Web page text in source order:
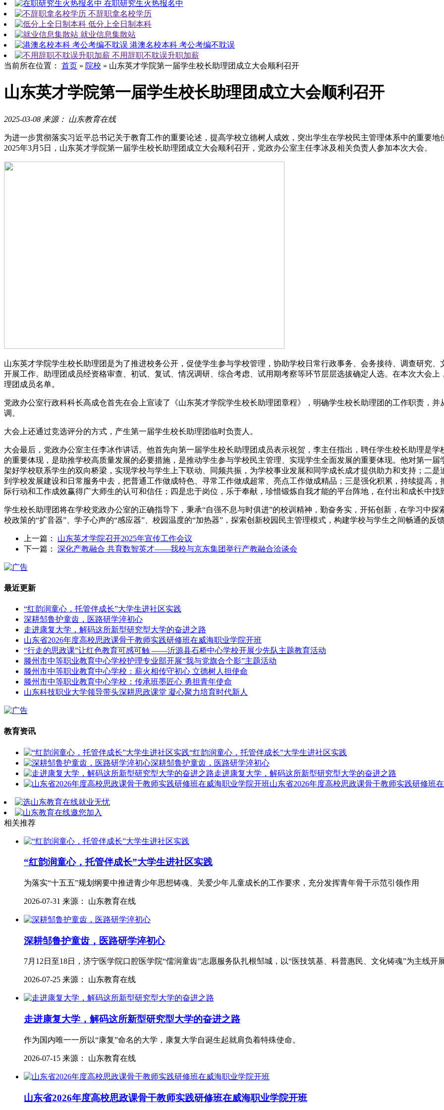
在职研究生火热报名中
不辞职拿名校学历
低分上全日制本科
就业信息集散站
港澳名校本科 考公考编不耽误
不用辞职不耽误升职加薪
当前所在位置： 首页 » 院校 » 山东英才学院第一届学生校长助理团成立大会顺利召开
山东英才学院第一届学生校长助理团成立大会顺利召开
2025-03-08 来源： 山东教育在线
为进一步贯彻落实习近平总书记关于教育工作的重要论述，提高学校立德树人成效，突出学生在学校民主管理体系中的重要
2025年3月5日，山东英才学院第一届学生校长助理团成立大会顺利召开，党政办公室主任李冰及相关负责人参加本次大会。
山东英才学院学生校长助理团是为了推进校务公开，促使学生参与学校管理，协助学校日常行政事务、会务接待、调查研究
开展工作。助理团成员经资格审查、初试、复试、情况调研、综合考虑、试用期考察等环节层层选拔确定人选。在本次大会
理团成员名单。
党政办公室行政科科长高成仓首先在会上宣读了《山东英才学院学生校长助理团章程》，明确学生校长助理团的工作职责，
调。
大会上还通过竞选评分的方式，产生第一届学生校长助理团临时负责人。
大会最后，党政办公室主任李冰作讲话。他首先向第一届学生校长助理团成员表示祝贺，李主任指出，聘任学生校长助理是
的重要体现，是助推学校高质量发展的必要措施，是推动学生参与学校民主管理、实现学生全面发展的重要体现。他对第一
架好学校联系学生的双向桥梁，实现学校与学生上下联动、同频共振，为学校事业发展和同学成长成才提供助力和支持；二
到学校发展建设和日常服务中去，把普通工作做成特色、寻常工作做成超常、亮点工作做成精品；三是强化积累，持续提高
际行动和工作成效赢得广大师生的认可和信任；四是忠于岗位，乐于奉献，珍惜锻炼自我才能的平台阵地，在付出和成长中找
学生校长助理团将在学校党政办公室的正确指导下，秉承“自强不息与时俱进”的校训精神，勤奋务实，开拓创新，在学习中
校政策的“扩音器”、学子心声的“感应器”、校园温度的“加热器”，探索创新校园民主管理模式，构建学校与学生之间畅通的反
上一篇： 山东英才学院召开2025年宣传工作会议
下一篇： 深化产教融合 共育数智英才——我校与京东集团举行产教融合洽谈会
最近更新
“红韵润童心，托管伴成长”大学生进社区实践
深耕邹鲁护童齿，医路研学淬初心
走进康复大学，解码这所新型研究型大学的奋进之路
山东省2026年度高校思政课骨干教师实践研修班在威海职业学院开班
“行走的思政课”让红色教育可感可触 ——沂源县石桥中心学校开展少先队主题教育活动
滕州市中等职业教育中心学校护理专业部开展“我与党旗合个影”主题活动
滕州市中等职业教育中心学校：薪火相传守初心 立德树人担使命
滕州市中等职业教育中心学校：传承班墨匠心 勇担青年使命
山东科技职业大学领导带头深耕思政课堂 凝心聚力培育时代新人
教育资讯
“红韵润童心，托管伴成长”大学生进社区实践
深耕邹鲁护童齿，医路研学淬初心
走进康复大学，解码这所新型研究型大学的奋进之路
山东省2026年度高校思政课骨干教师实践研修班
相关推荐
“红韵润童心，托管伴成长”大学生进社区实践
为落实“十五五”规划纲要中推进青少年思想铸魂、关爱少年儿童成长的工作要求，充分发挥青年骨干示范引领作用
2026-07-31 来源： 山东教育在线
深耕邹鲁护童齿，医路研学淬初心
7月12日至18日，济宁医学院口腔医学院“儒润童齿”志愿服务队扎根邹城，以“医技筑基、科普惠民、文化铸魂”为主线开
2026-07-25 来源： 山东教育在线
走进康复大学，解码这所新型研究型大学的奋进之路
作为国内唯一一所以“康复”命名的大学，康复大学自诞生起就肩负着特殊使命。
2026-07-15 来源： 山东教育在线
山东省2026年度高校思政课骨干教师实践研修班在威海职业学院开班